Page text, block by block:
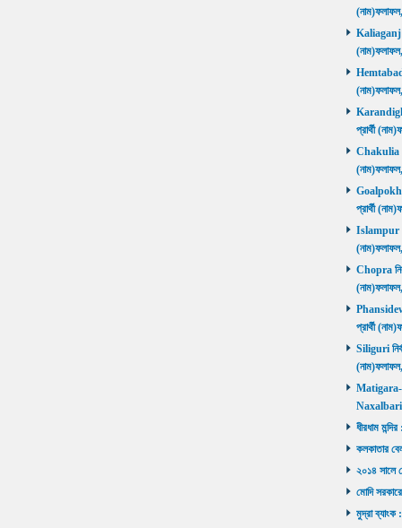
Kaliaganj
Hemtabad
Karandighi
প্রার্থী
Chakulia
প্রার্থী
Islampur
Chopra
প্রার্থী
Siliguri
Matigara-
Naxalbari
ধীরধাম
কলকাতার
২০১৪ সালে
মোদি
মুদ্রা ব্যাংক